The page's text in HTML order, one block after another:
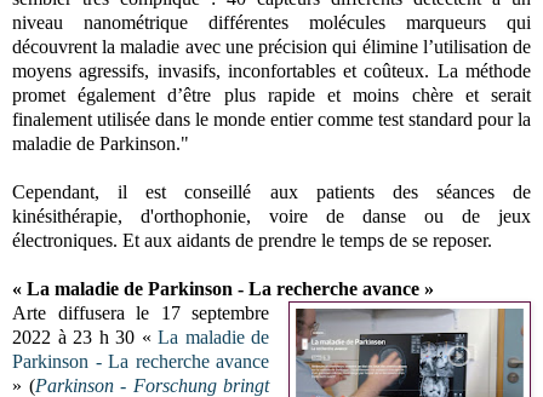
niveau nanométrique différentes molécules marqueurs qui
découvrent la maladie avec une précision qui élimine l’utilisation de
moyens agressifs, invasifs, inconfortables et coûteux. La méthode
promet également d’être plus rapide et moins chère et serait
finalement utilisée dans le monde entier comme test standard pour la
maladie de Parkinson."
Cependant, il est conseillé aux patients des séances de
kinésithérapie, d'orthophonie, voire de danse ou de jeux
électroniques. Et aux aidants de prendre le temps de se reposer.
« La maladie de Parkinson - La recherche avance »
Arte diffusera le 17 septembre
2022 à 23 h 30 «La maladie de
Parkinson - La recherche avance
» (Parkinson - Forschung bringt